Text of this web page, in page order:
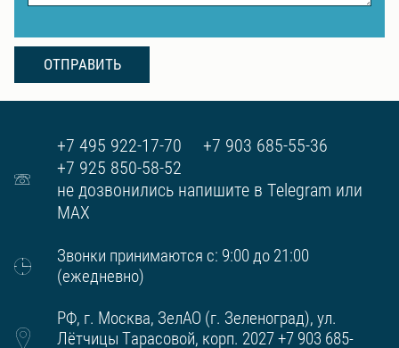
ОТПРАВИТЬ
+7 495 922-17-70
+7 903 685-55-36
+7 925 850-58-52
не дозвонились напишите в Telegram или
MAX
Звонки принимаются с: 9:00 до 21:00
(ежедневно)
РФ, г. Москва, ЗелАО (г. Зеленоград), ул.
Лётчицы Тарасовой, корп. 2027 +7 903 685-